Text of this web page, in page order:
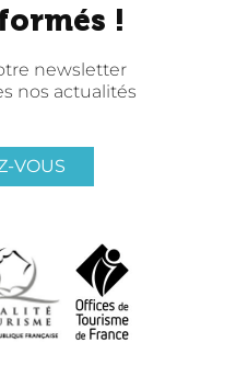
!
newsletter
nos actualités
VOUS